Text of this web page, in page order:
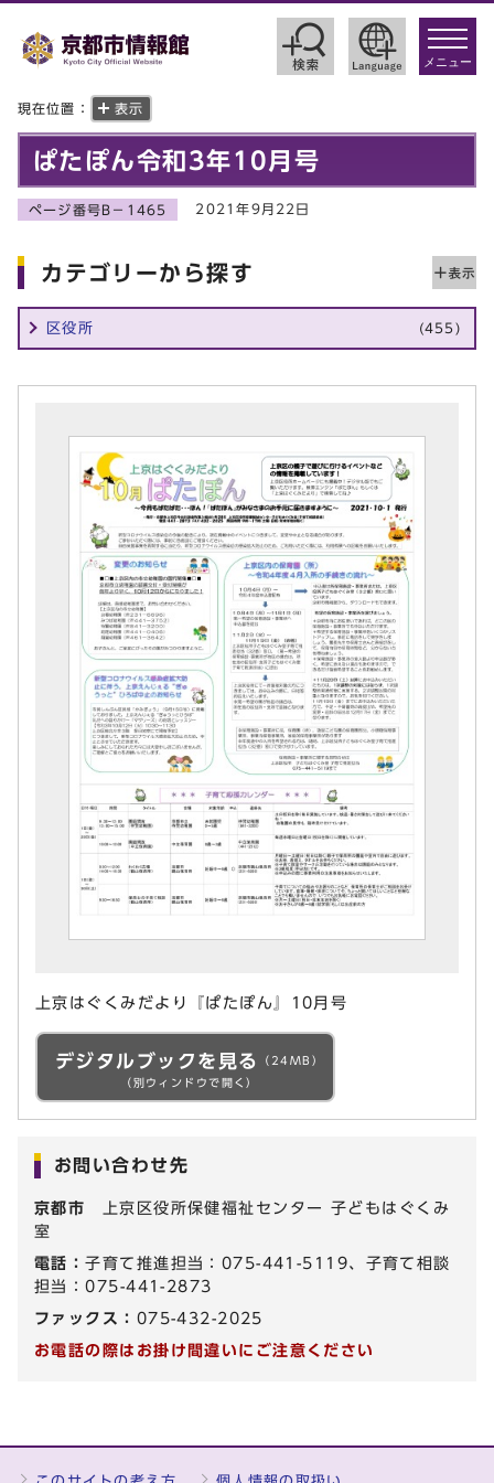
toggle
メニュー
現在位置： 表示
ぱたぽん令和3年10月号
ページ番号B－1465 2021年9月22日
カテゴリーから探す
区役所 (455)
上京はぐくみだより『ぱたぽん』10月号
デジタルブックを見る
（24MB）
（別ウィンドウで開く）
お問い合わせ先
京都市 上京区役所保健福祉センター 子どもはぐくみ
室
電話：子育て推進担当：075-441-5119、子育て相談
担当：075-441-2873
ファックス： 075-432-2025
お電話の際はお掛け間違いにご注意ください